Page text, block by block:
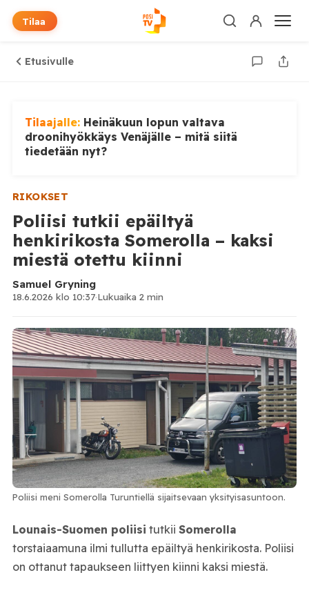
Tilaa
Etusivulle
Tilaajalle: Heinäkuun lopun valtava
droonihyökkäys Venäjälle – mitä siitä
tiedetään nyt?
RIKOKSET
Poliisi tutkii epäiltyä
henkirikosta Somerolla – kaksi
miestä otettu kiinni
Samuel Gryning
18.6.2026 klo 10:37·Lukuaika 2 min
Poliisi meni Somerolla Turuntiellä sijaitsevaan yksityisasuntoon.
Lounais-Suomen poliisi tutkii Somerolla
torstaiaamuna ilmi tullutta epäiltyä henkirikosta. Poliisi
on ottanut tapaukseen liittyen kiinni kaksi miestä.